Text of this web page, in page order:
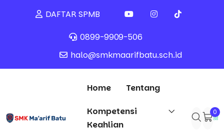
DAFTAR SPMB
0899-9909-506
halo@smkmaarifbatu.sch.id
Home Tentang
Kompetensi
Keahlian
0